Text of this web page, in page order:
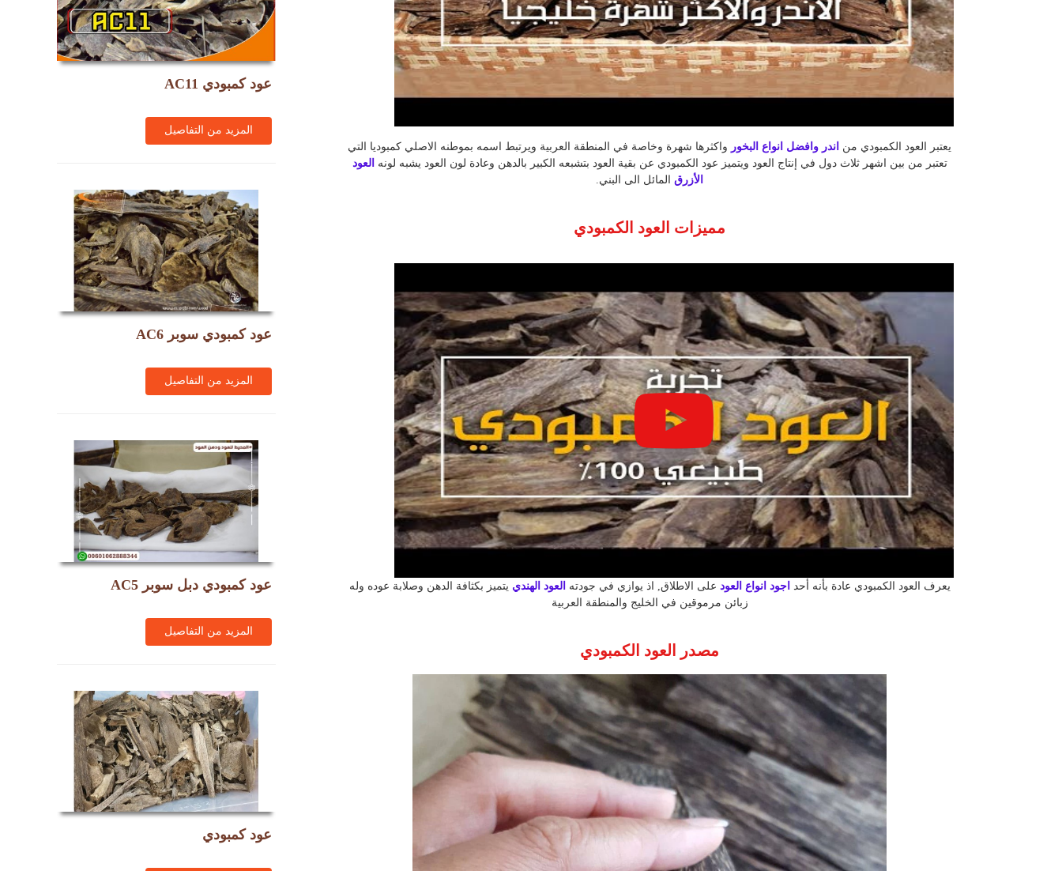
يعتبر العود الكمبودي من اندر وافضل انواع البخور واكثرها شهرة وخاصة في المنطقة العربية ويرتبط اسمه بموطنه الاصلي كمبوديا التي
تعتبر من بين اشهر ثلاث دول في إنتاج العود ويتميز عود الكمبودي عن بقية العود بتشبعه الكبير بالدهن وعادة لون العود يشبه لونه العود
الأزرق المائل الى البني.
مميزات العود الكمبودي
يعرف العود الكمبودي عادة بأنه أحد اجود انواع العود على الاطلاق, اذ يوازي في جودته العود الهندي يتميز بكثافة الدهن وصلابة عوده وله
زبائن مرموقين في الخليج والمنطقة العربية
مصدر العود الكمبودي
عود كمبودي AC11
المزيد من التفاصيل
عود كمبودي سوبر AC6
المزيد من التفاصيل
عود كمبودي دبل سوبر AC5
المزيد من التفاصيل
عود كمبودي